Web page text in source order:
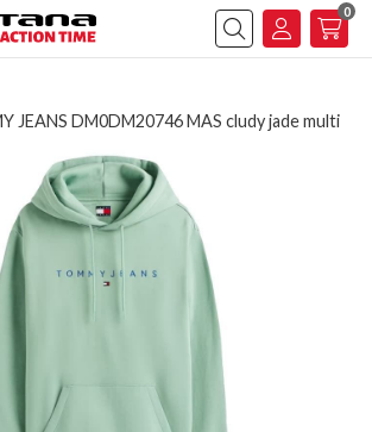
Buscar
0
JEANS DM0DM20746 MAS cludy jade multi